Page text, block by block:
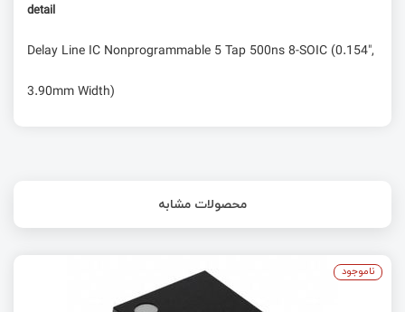
detail
Delay Line IC Nonprogrammable 5 Tap 500ns 8-SOIC (0.154",
3.90mm Width)
محصولات مشابه
ناموجود